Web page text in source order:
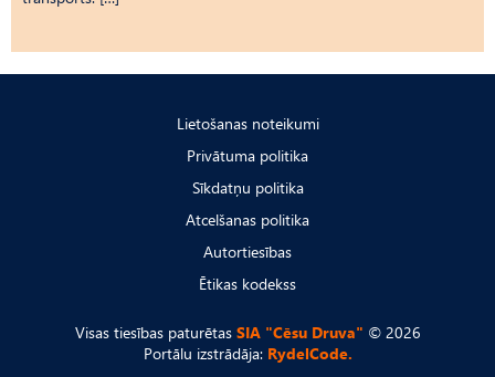
Lietošanas noteikumi
Privātuma politika
Sīkdatņu politika
Atcelšanas politika
Autortiesības
Ētikas kodekss
Visas tiesības paturētas SIA "Cēsu Druva" © 2026
Portālu izstrādāja: RydelCode.